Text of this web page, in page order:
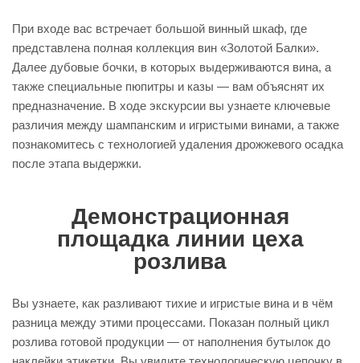
При входе вас встречает большой винный шкаф, где
представлена полная коллекция вин «Золотой Балки».
Далее дубовые бочки, в которых выдерживаются вина, а
также специальные пюпитры и казы — вам объяснят их
предназначение. В ходе экскурсии вы узнаете ключевые
различия между шампанским и игристыми винами, а также
познакомитесь с технологией удаления дрожжевого осадка
после этапа выдержки.
Демонстрационная
площадка линии цеха
розлива
Вы узнаете, как разливают тихие и игристые вина и в чём
разница между этими процессами. Показан полный цикл
розлива готовой продукции — от наполнения бутылок до